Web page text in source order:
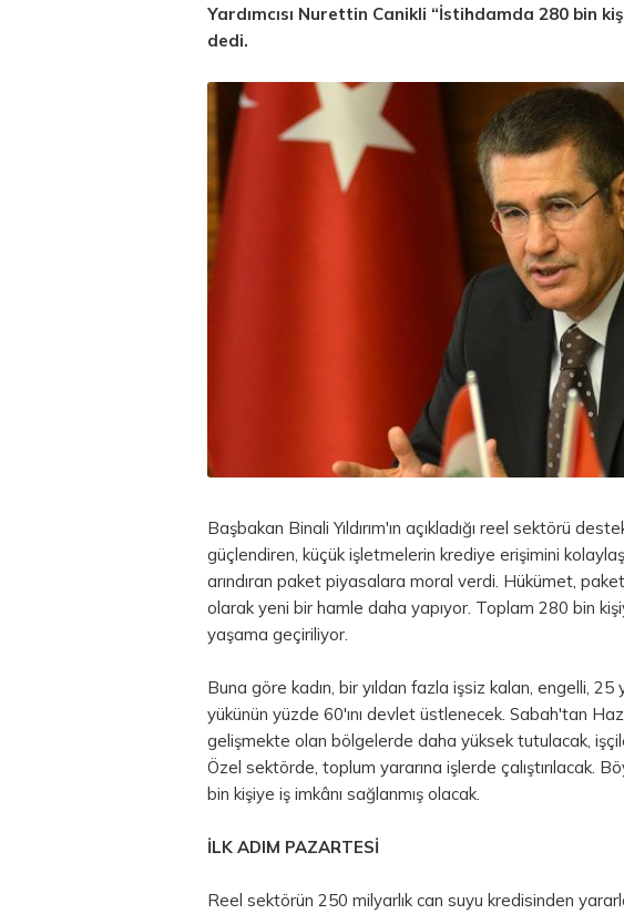
Yardımcısı Nurettin Canikli “İstihdamda 280 bin
dedi.
Başbakan Binali Yıldırım'ın açıkladığı reel sektörü
güçlendiren, küçük işletmelerin krediye erişimini
arındıran paket piyasalara moral verdi. Hükümet,
olarak yeni bir hamle daha yapıyor. Toplam 280 bin
yaşama geçiriliyor.
Buna göre kadın, bir yıldan fazla işsiz kalan, engelli,
yükünün yüzde 60'ını devlet üstlenecek. Sabah'tan
gelişmekte olan bölgelerde daha yüksek tutulacak,
Özel sektörde, toplum yararına işlerde çalıştırılacak.
bin kişiye iş imkânı sağlanmış olacak.
İLK ADIM PAZARTESİ
Reel sektörün 250 milyarlık can suyu kredisinden